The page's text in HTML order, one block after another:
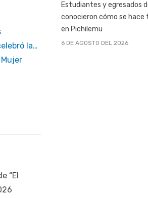
la…
“El
Estudiantes y egresados
conocieron cómo se
en Pichilemu
6 DE AGOSTO DEL 2026